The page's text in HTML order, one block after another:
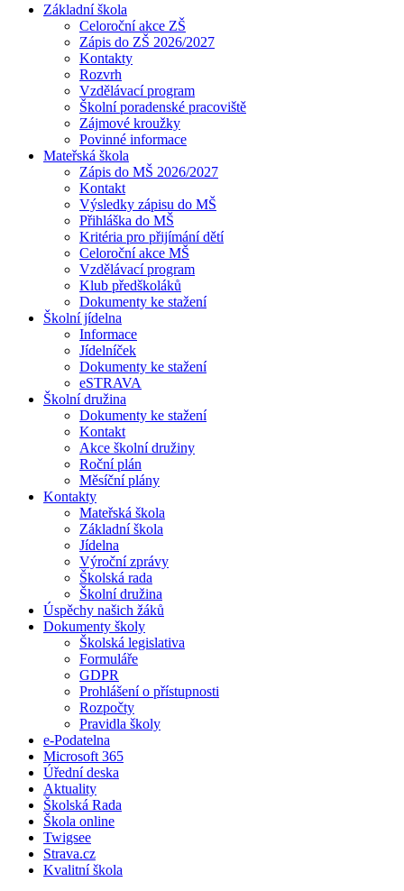
Základní škola
Celoroční akce ZŠ
Zápis do ZŠ 2026/2027
Kontakty
Rozvrh
Vzdělávací program
Školní poradenské pracoviště
Zájmové kroužky
Povinné informace
Mateřská škola
Zápis do MŠ 2026/2027
Kontakt
Výsledky zápisu do MŠ
Přihláška do MŠ
Kritéria pro přijímání dětí
Celoroční akce MŠ
Vzdělávací program
Klub předškoláků
Dokumenty ke stažení
Školní jídelna
Informace
Jídelníček
Dokumenty ke stažení
eSTRAVA
Školní družina
Dokumenty ke stažení
Kontakt
Akce školní družiny
Roční plán
Měsíční plány
Kontakty
Mateřská škola
Základní škola
Jídelna
Výroční zprávy
Školská rada
Školní družina
Úspěchy našich žáků
Dokumenty školy
Školská legislativa
Formuláře
GDPR
Prohlášení o přístupnosti
Rozpočty
Pravidla školy
e-Podatelna
Microsoft 365
Úřední deska
Aktuality
Školská Rada
Škola online
Twigsee
Strava.cz
Kvalitní škola